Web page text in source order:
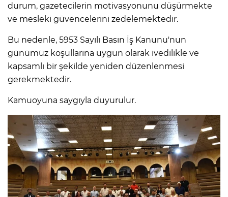
durum, gazetecilerin motivasyonunu düşürmekte
ve mesleki güvencelerini zedelemektedir.
Bu nedenle, 5953 Sayılı Basın İş Kanunu'nun
günümüz koşullarına uygun olarak ivedilikle ve
kapsamlı bir şekilde yeniden düzenlenmesi
gerekmektedir.
Kamuoyuna saygıyla duyurulur.